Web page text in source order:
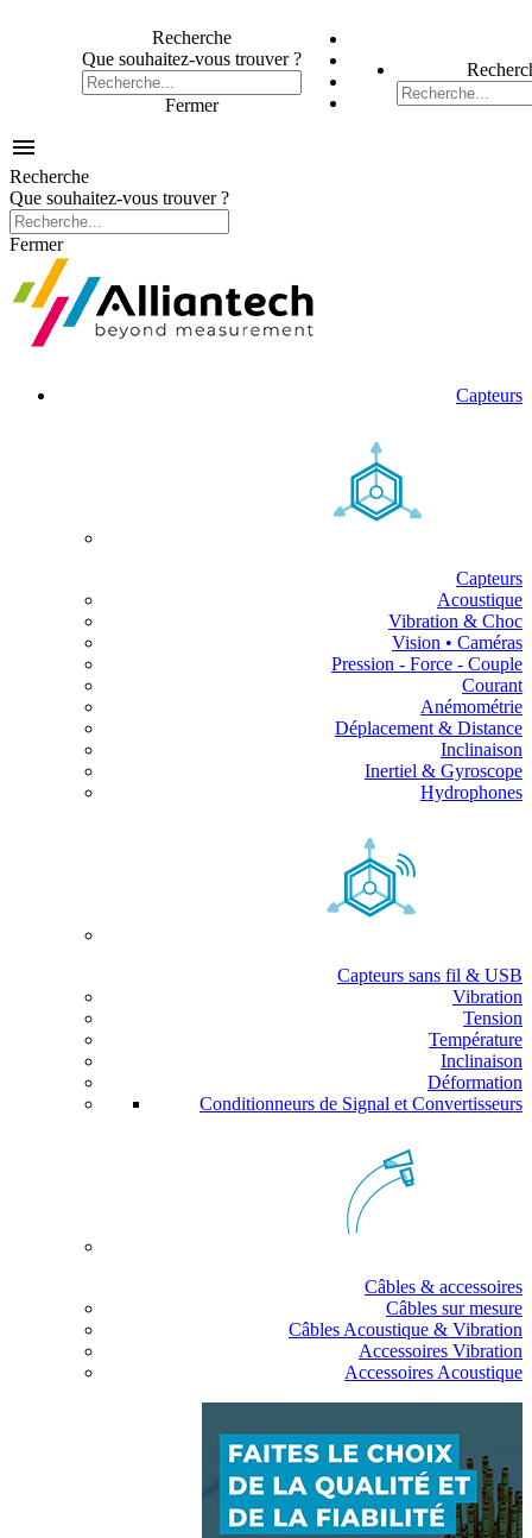
Recherche
Que souhaitez-vous trouver ?
Fermer

Recherche
Que souhaitez-vous trouver ?
Fermer
Capteurs
Capteurs
Acoustique
Vibration & Choc
Vision • Caméras
Pression - Force - Couple
Courant
Anémométrie
Déplacement & Distance
Inclinaison
Inertiel & Gyroscope
Hydrophones
Capteurs sans fil & USB
Vibration
Tension
Température
Inclinaison
Déformation
Conditionneurs de Signal et Convertisseurs
Câbles & accessoires
Câbles sur mesure
Câbles Acoustique & Vibration
Accessoires Vibration
Accessoires Acoustique